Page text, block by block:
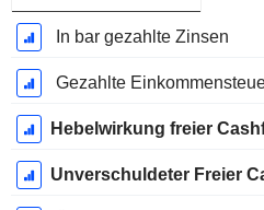
In bar gezahlte Zinsen
Hebelwirkung freier
Unverschuldeter Freier